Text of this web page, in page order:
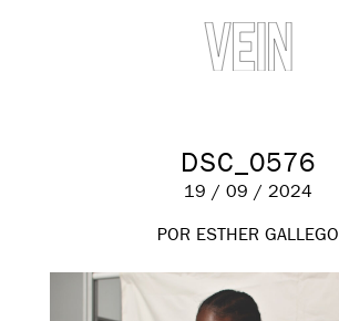
DSC_0576
19 / 09 / 2024
POR ESTHER GALLEGO